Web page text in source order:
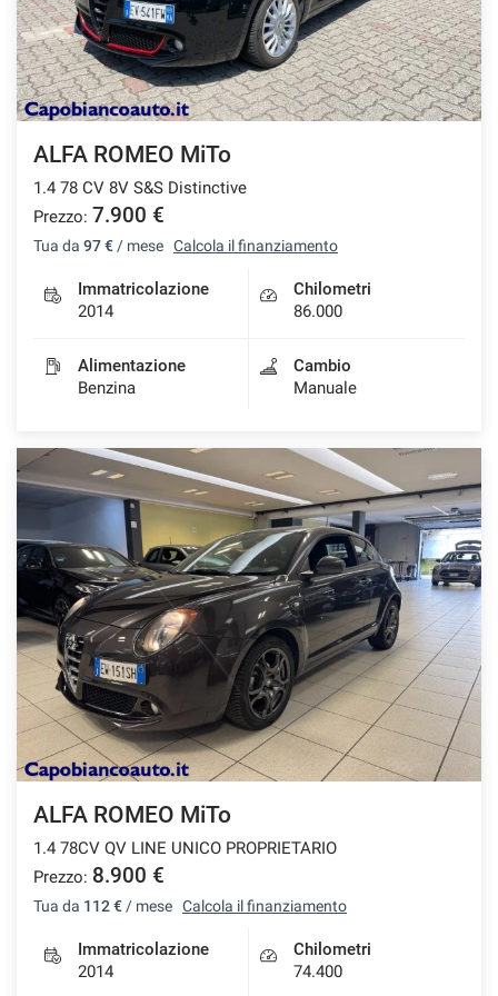
CONTATTI
BLOG
NEWS
ALFA ROMEO MiTo
1.4 78 CV 8V S&S Distinctive
Prezzo: 7.900 €
Tua da 97 € / mese Calcola il finanziamento
Immatricolazione
2014
Chilometri
86.000
Alimentazione
Benzina
Cambio
Manuale
ALFA ROMEO MiTo
1.4 78CV QV LINE UNICO PROPRIETARIO
Prezzo: 8.900 €
Tua da 112 € / mese Calcola il finanziamento
Immatricolazione
2014
Chilometri
74.400
tracciamento
che
adottiamo
per
offrire
le
funzionalità
e
svolgere
le
attività
di
descritte.
maggiori
informazioni
sul
funzionamento
di
strumenti
di
tracciamento
si
rimanda
alla
cookie
policy.
Puoi
rivedere
e
modificare
le
scelte
in
qualsiasi